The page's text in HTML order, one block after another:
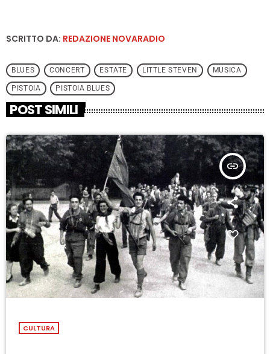
SCRITTO DA: REDAZIONE NOVARADIO
BLUES CONCERT ESTATE LITTLE STEVEN MUSICA
PISTOIA PISTOIA BLUES
POST SIMILI
insert_link
CULTURA